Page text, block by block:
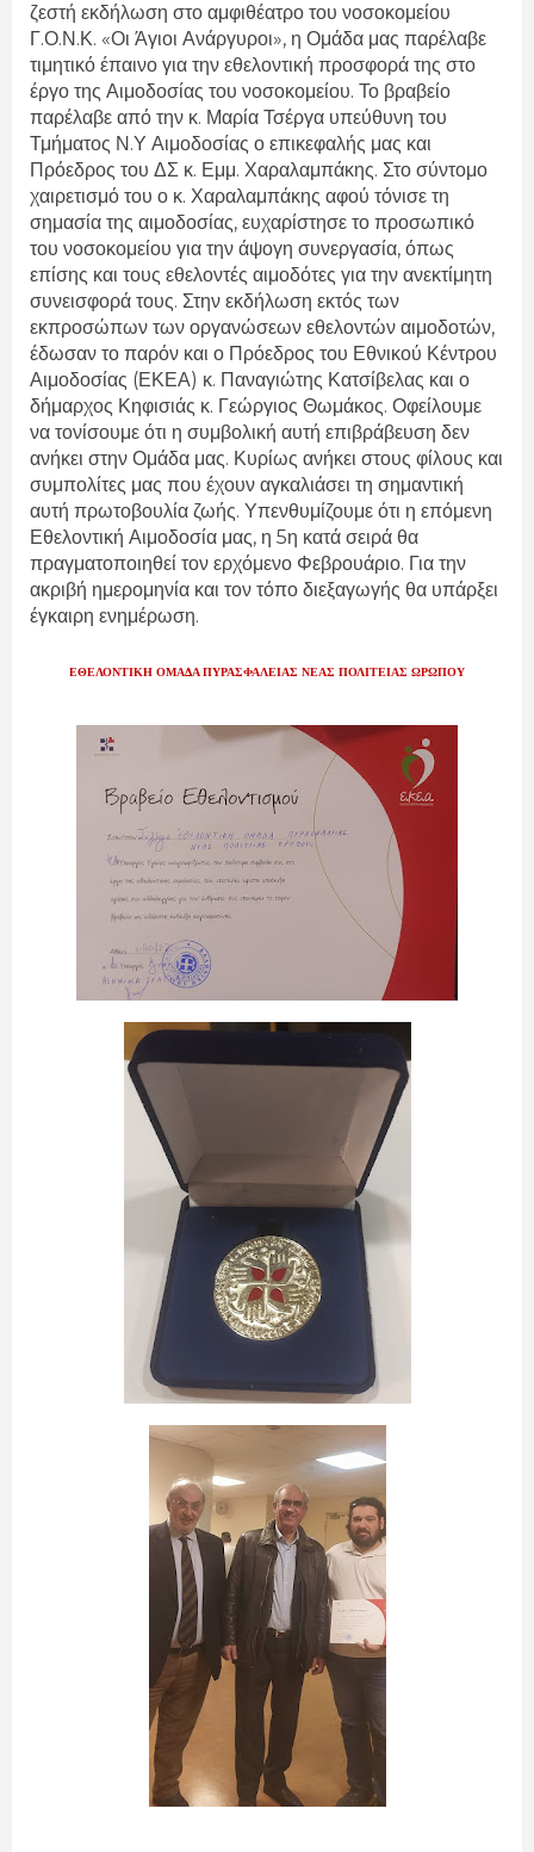
ζεστή εκδήλωση στο αμφιθέατρο του νοσοκομείου
Γ.Ο.Ν.Κ. «Οι Άγιοι Ανάργυροι», η Ομάδα μας παρέλαβε
τιμητικό έπαινο για την εθελοντική προσφορά της στο
έργο της Αιμοδοσίας του νοσοκομείου. Το βραβείο
παρέλαβε από την κ. Μαρία Τσέργα υπεύθυνη του
Τμήματος Ν.Υ Αιμοδοσίας ο επικεφαλής μας και
Πρόεδρος του ΔΣ κ. Εμμ. Χαραλαμπάκης. Στο σύντομο
χαιρετισμό του ο κ. Χαραλαμπάκης αφού τόνισε τη
σημασία της αιμοδοσίας, ευχαρίστησε το προσωπικό
του νοσοκομείου για την άψογη συνεργασία, όπως
επίσης και τους εθελοντές αιμοδότες για την ανεκτίμητη
συνεισφορά τους. Στην εκδήλωση εκτός των
εκπροσώπων των οργανώσεων εθελοντών αιμοδοτών,
έδωσαν το παρόν και ο Πρόεδρος του Εθνικού Κέντρου
Αιμοδοσίας (ΕΚΕΑ) κ. Παναγιώτης Κατσίβελας και ο
δήμαρχος Κηφισιάς κ. Γεώργιος Θωμάκος. Οφείλουμε
να τονίσουμε ότι η συμβολική αυτή επιβράβευση δεν
ανήκει στην Ομάδα μας. Κυρίως ανήκει στους φίλους και
συμπολίτες μας που έχουν αγκαλιάσει τη σημαντική
αυτή πρωτοβουλία ζωής. Υπενθυμίζουμε ότι η επόμενη
Εθελοντική Αιμοδοσία μας, η 5η κατά σειρά θα
πραγματοποιηθεί τον ερχόμενο Φεβρουάριο. Για την
ακριβή ημερομηνία και τον τόπο διεξαγωγής θα υπάρξει
έγκαιρη ενημέρωση.
ΕΘΕΛΟΝΤΙΚΗ ΟΜΑΔΑ ΠΥΡΑΣΦΑΛΕΙΑΣ ΝΕΑΣ ΠΟΛΙΤΕΙΑΣ ΩΡΩΠΟΥ